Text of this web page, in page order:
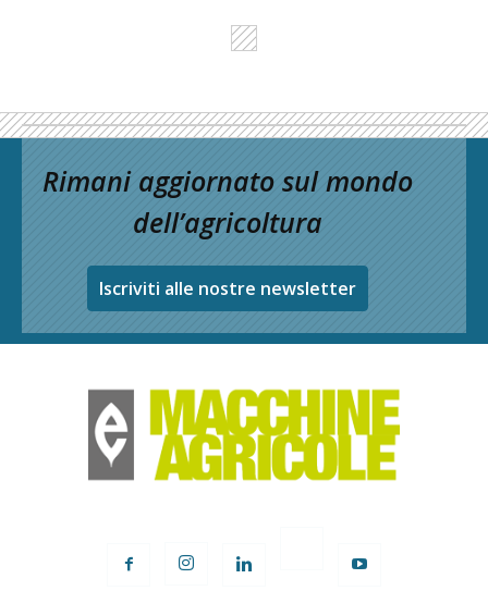
Rimani aggiornato sul mondo
dell’agricoltura
Iscriviti alle nostre newsletter